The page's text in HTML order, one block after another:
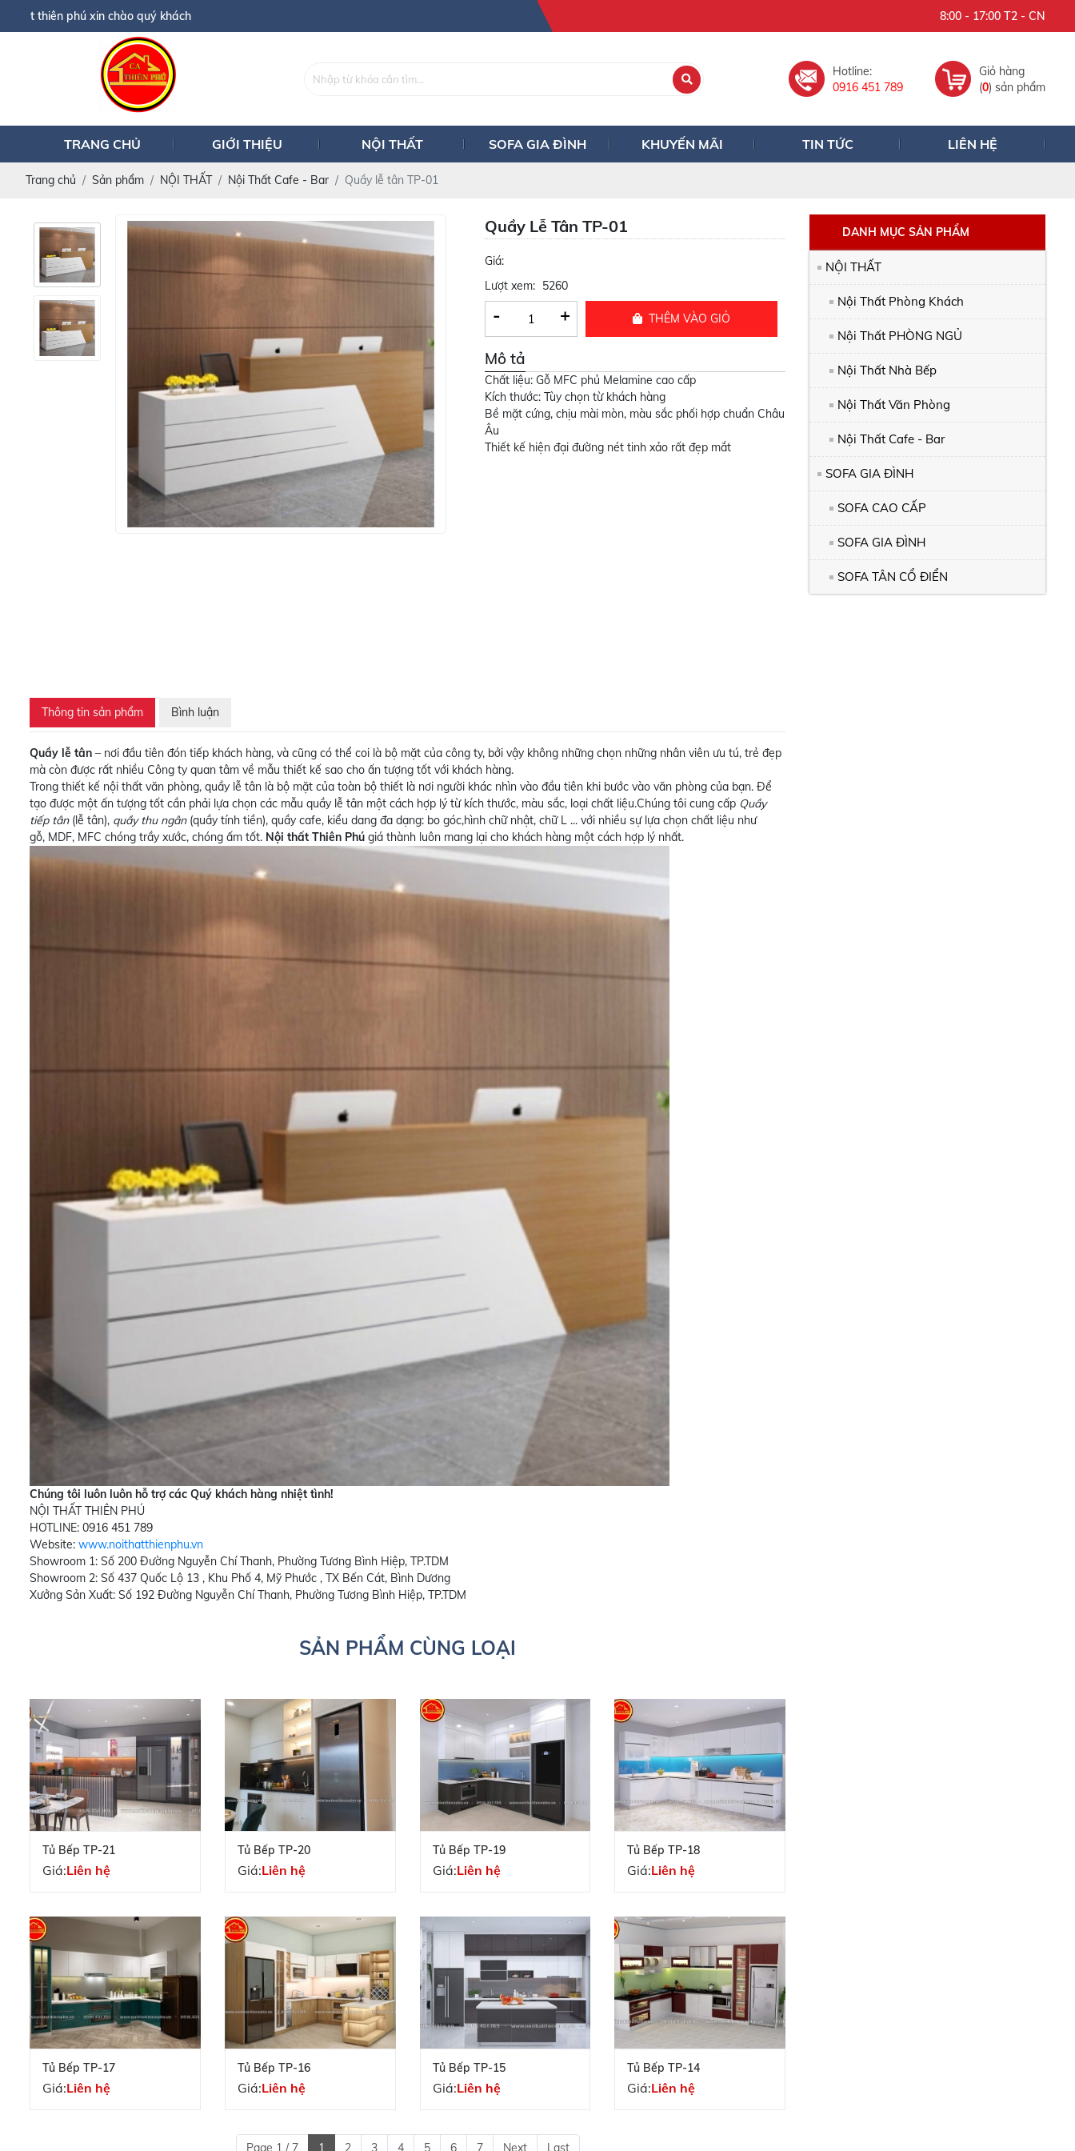
chào quý khách 8:00 - 17:00 T2 - CN
Hotline:
0916 451 789
Giỏ hàng
(0) sản phẩm
TRANG CHỦ GIỚI THIỆU NỘI THẤT SOFA GIA ĐÌNH KHUYẾN MÃI TIN TỨC LIÊN HỆ
Trang chủ Sản phẩm NỘI THẤT Nội Thất Cafe - Bar Quầy lễ tân TP-01
Quầy Lễ Tân TP-01
Giá:
Lượt xem: 5260
- + THÊM VÀO GIỎ
Mô tả
Chất liệu: Gỗ MFC phủ Melamine cao cấp
Kích thước: Tùy chọn từ khách hàng
Bề mặt cứng, chịu mài mòn, màu sắc phối hợp chuẩn Châu
Âu
Thiết kế hiện đại đường nét tinh xảo rất đẹp mắt
Thông tin sản phẩm Bình luận
Quầy lễ tân – nơi đầu tiên đón tiếp khách hàng, và cũng có thể coi là bộ mặt của công ty, bởi vậy không những chọn những nhân viên ưu tú, trẻ đẹp
mà còn được rất nhiều Công ty quan tâm về mẫu thiết kế sao cho ấn tượng tốt với khách hàng.
Trong thiết kế nội thất văn phòng, quầy lễ tân là bộ mặt của toàn bộ thiết là nơi người khác nhìn vào đầu tiên khi bước vào văn phòng của bạn. Để
tạo được một ấn tượng tốt cần phải lựa chọn các mẫu quầy lễ tân một cách hợp lý từ kích thước, màu sắc, loại chất liệu.Chúng tôi cung cấp Quầy
tiếp tân(lễ tân), quầy thu ngân (quầy tính tiền), quầy cafe, kiểu dang đa dạng: bo góc,hình chữ nhật, chữ L ... với nhiều sự lựa chọn chất liệu như
gỗ, MDF, MFC chóng trầy xước, chóng ấm tốt. Nội thất Thiên Phú giá thành luôn mang lại cho khách hàng một cách hợp lý nhất.
Chúng tôi luôn luôn hỗ trợ các Quý khách hàng nhiệt tình!
NỘI THẤT THIÊN PHÚ
HOTLINE: 0916 451 789
Website: www.noithatthienphu.vn
Showroom 1: Số 200 Đường Nguyễn Chí Thanh, Phường Tương Bình Hiệp, TP.TDM
Showroom 2: Số 437 Quốc Lộ 13 , Khu Phố 4, Mỹ Phước , TX Bến Cát, Bình Dương
Xưởng Sản Xuất: Số 192 Đường Nguyễn Chí Thanh, Phường Tương Bình Hiệp, TP.TDM
SẢN PHẨM CÙNG LOẠI
Tủ Bếp TP-21
Giá:Liên hệ
Tủ Bếp TP-20
Giá:Liên hệ
Tủ Bếp TP-19
Giá:Liên hệ
Tủ Bếp TP-18
Giá:Liên hệ
Tủ Bếp TP-17
Giá:Liên hệ
Tủ Bếp TP-16
Giá:Liên hệ
Tủ Bếp TP-15
Giá:Liên hệ
Tủ Bếp TP-14
Giá:Liên hệ
Page 1 / 7 1 2 3 4 5 6 7 Next Last
DANH MỤC SẢN PHẨM
NỘI THẤT
Nội Thất Phòng Khách
Nội Thất PHÒNG NGỦ
Nội Thất Nhà Bếp
Nội Thất Văn Phòng
Nội Thất Cafe - Bar
SOFA GIA ĐÌNH
SOFA CAO CẤP
SOFA GIA ĐÌNH
SOFA TÂN CỔ ĐIỂN